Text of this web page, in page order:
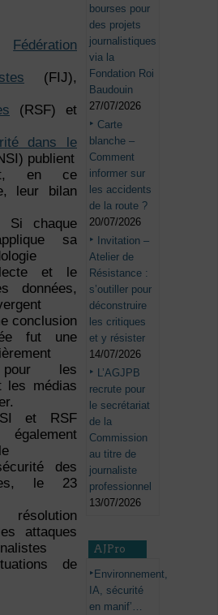
Fédération
(FIJ),
(RSF) et
dans le
publient
en ce
leur bilan
Si chaque
sa
et le
données,
conclusion
fut une
pour les
les médias
et RSF
des
le 23
attaques
de
bourses pour
des projets
journalistiques
via la
Fondation Roi
Baudouin
27/07/2026
Carte
blanche –
Comment
informer sur
les accidents
de la route ?
20/07/2026
Invitation –
Atelier de
Résistance :
s’outiller pour
déconstruire
les critiques
et y résister
14/07/2026
L’AGJPB
recrute pour
le secrétariat
de la
Commission
au titre de
journaliste
professionnel
13/07/2026
AJPro
Environnement,
IA, sécurité
en manif’…